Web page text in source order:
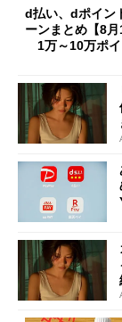
d払い、dポイン
ーンまとめ【8月
1万～10万ポイ